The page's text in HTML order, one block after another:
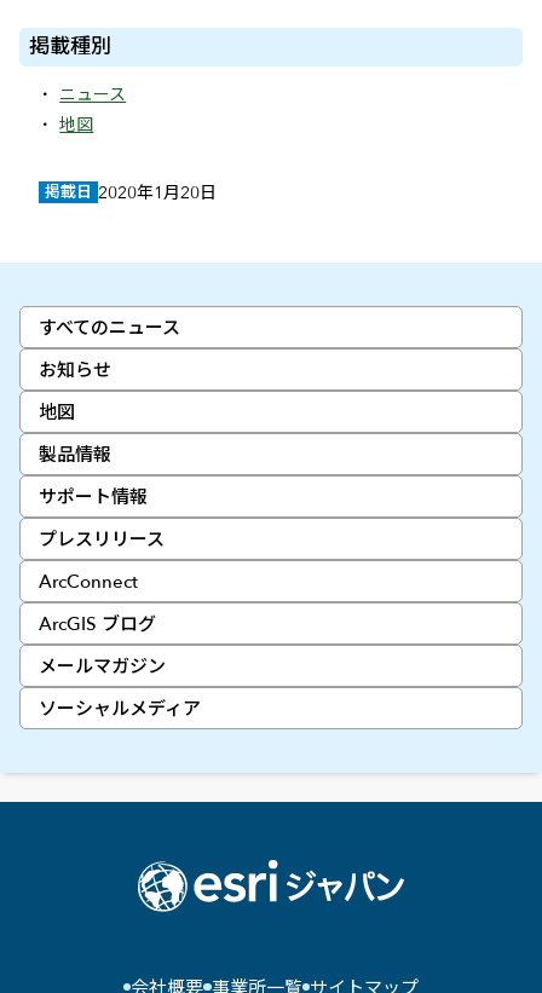
すべてのニュース
お知らせ
地図
製品情報
サポート情報
プレスリリース
ArcConnect
ArcGIS ブログ
メールマガジン
ソーシャルメディア
掲載種別
ニュース
地図
掲載日 2020年1月20日
会社概要 事業所一覧 サイトマップ